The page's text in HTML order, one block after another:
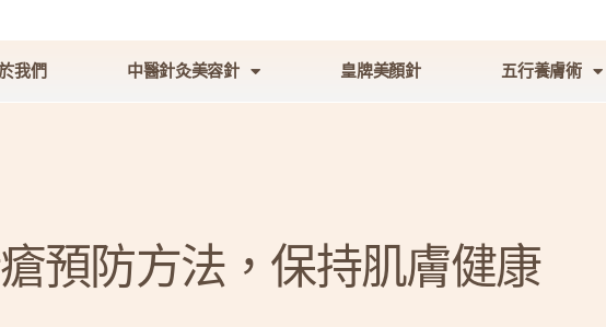
我們 中醫針灸美容針 皇牌美顏針 五行養膚術
預防方法，保持肌膚健康